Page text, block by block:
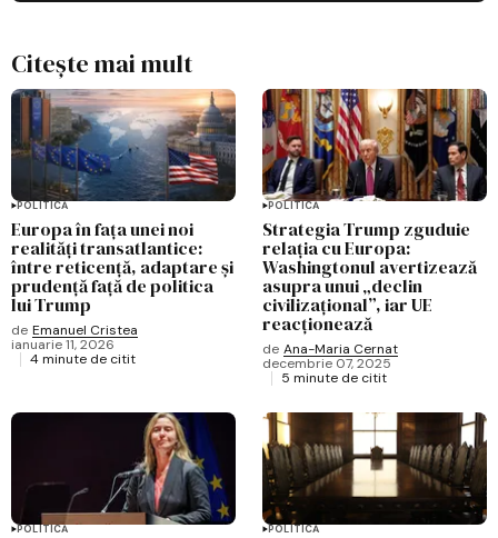
Citește mai mult
POLITICĂ
Europa în fața unei noi
realități transatlantice:
între reticență, adaptare și
prudență față de politica
lui Trump
de Emanuel Cristea
ianuarie 11, 2026
4 minute de citit
POLITICĂ
Strategia Trump zguduie
relația cu Europa:
Washingtonul avertizează
asupra unui „declin
civilizațional”, iar UE
reacționează
de Ana-Maria Cernat
decembrie 07, 2025
5 minute de citit
POLITICĂ POLITICĂ